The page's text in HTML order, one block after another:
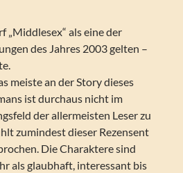
„Middlesex“ als eine der
des Jahres 2003 gelten –
meiste an der Story dieses
ist durchaus nicht im
der allermeisten Leser zu
zumindest dieser Rezensent
Die Charaktere sind
als glaubhaft, interessant bis